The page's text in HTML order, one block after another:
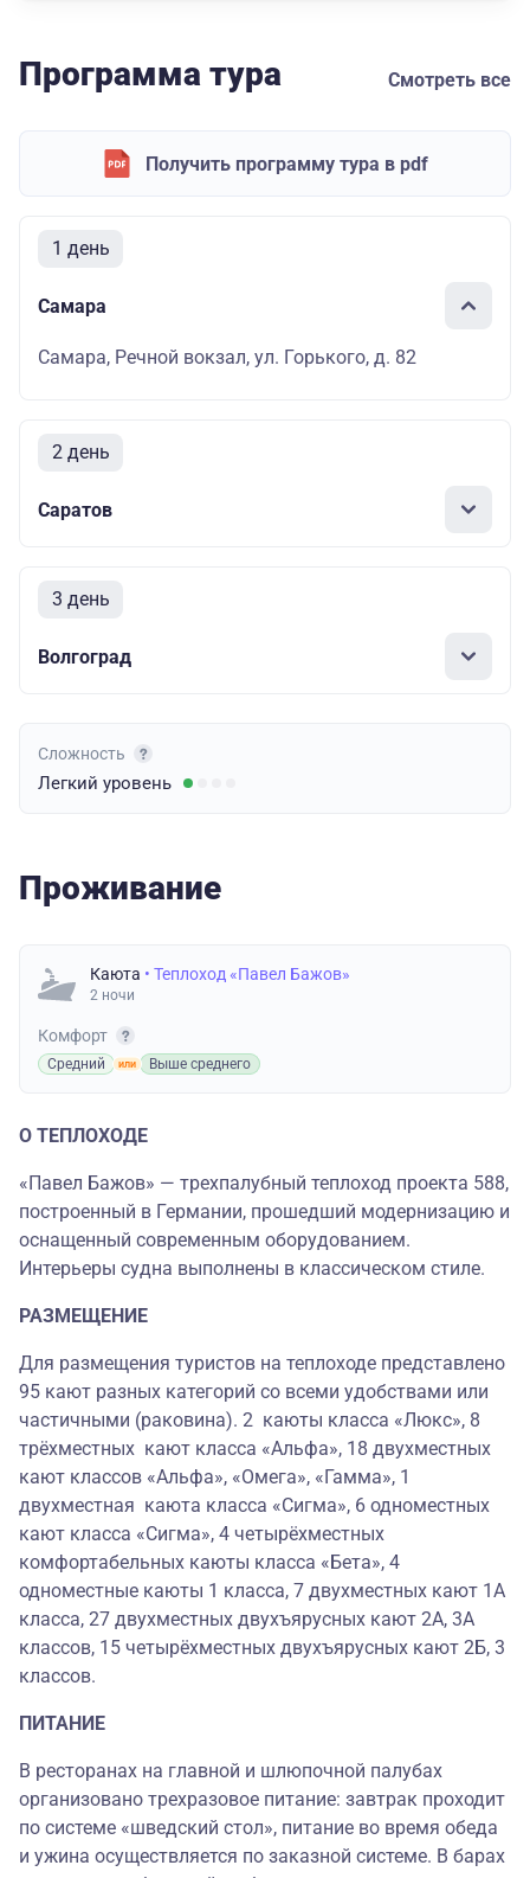
Программа тура Смотреть все
Получить программу тура в pdf
1 день
Самара
Самара, Речной вокзал, ул. Горького, д. 82
2 день
Саратов
3 день
Волгоград
Сложность
Легкий уровень
Проживание
Каюта • Теплоход «Павел Бажов»
2 ночи
Комфорт
Средний Выше среднего
О ТЕПЛОХОДЕ
«Павел Бажов» — трехпалубный теплоход проекта 588,
построенный в Германии, прошедший модернизацию и
оснащенный современным оборудованием.
Интерьеры судна выполнены в классическом стиле.
РАЗМЕЩЕНИЕ
Для размещения туристов на теплоходе представлено
95 кают разных категорий со всеми удобствами или
частичными (раковина). 2 каюты класса «Люкс», 8
трёхместных кают класса «Альфа», 18 двухместных
кают классов «Альфа», «Омега», «Гамма», 1
двухместная каюта класса «Сигма», 6 одноместных
кают класса «Сигма», 4 четырёхместных
комфортабельных каюты класса «Бета», 4
одноместные каюты 1 класса, 7 двухместных кают 1А
класса, 27 двухместных двухъярусных кают 2А, 3А
классов, 15 четырёхместных двухъярусных кают 2Б, 3
классов.
ПИТАНИЕ
В ресторанах на главной и шлюпочной палубах
организовано трехразовое питание: завтрак проходит
по системе «шведский стол», питание во время обеда
и ужина осуществляется по заказной системе. В барах